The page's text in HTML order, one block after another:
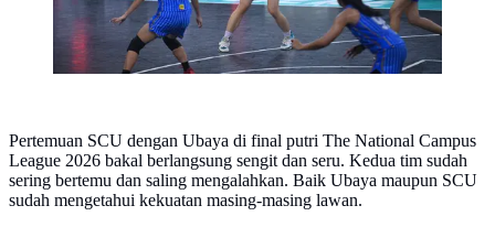
Pertemuan SCU dengan Ubaya di final putri The National Campus
League 2026 bakal berlangsung sengit dan seru. Kedua tim sudah
sering bertemu dan saling mengalahkan. Baik Ubaya maupun SCU
sudah mengetahui kekuatan masing-masing lawan.